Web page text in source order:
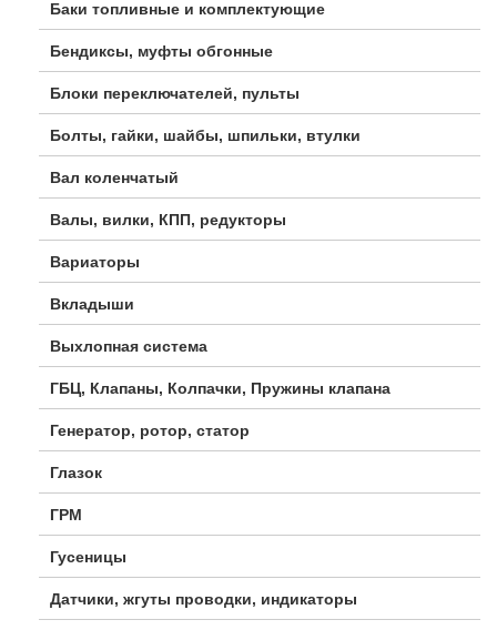
Баки топливные и комплектующие
Бендиксы, муфты обгонные
Блоки переключателей, пульты
Болты, гайки, шайбы, шпильки, втулки
Вал коленчатый
Валы, вилки, КПП, редукторы
Вариаторы
Вкладыши
Выхлопная система
ГБЦ, Клапаны, Колпачки, Пружины клапана
Генератор, ротор, статор
Глазок
ГРМ
Гусеницы
Датчики, жгуты проводки, индикаторы